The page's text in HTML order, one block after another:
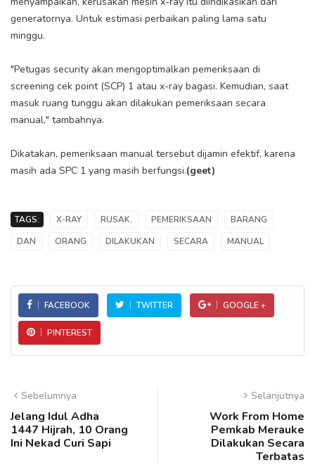
generatornya. Untuk estimasi perbaikan paling lama satu
minggu.
"Petugas security akan mengoptimalkan pemeriksaan di
screening cek point (SCP) 1 atau x-ray bagasi. Kemudian, saat
masuk ruang tunggu akan dilakukan pemeriksaan secara
manual," tambahnya.
Dikatakan, pemeriksaan manual tersebut dijamin efektif, karena
masih ada SPC 1 yang masih berfungsi.(geet)
TAGS: X-RAY RUSAK, PEMERIKSAAN
BARANG
DAN
ORANG DILAKUKAN SECARA MANUAL
FACEBOOK TWITTER GOOGLE +
PINTEREST
Sebelumnya
Jelang Idul Adha
1447 Hijrah, 10 Orang
Ini Nekad Curi Sapi
Selanjutnya
Work From Home
Pemkab Merauke
Dilakukan Secara
Terbatas